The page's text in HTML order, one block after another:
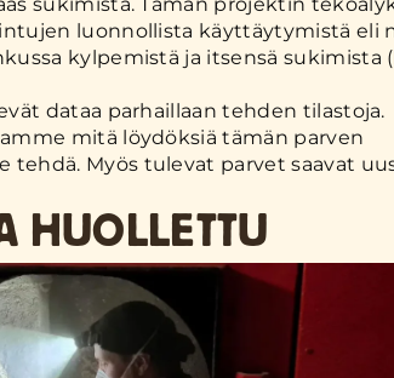
luonnollista käyttäytymistä eli
kylpemistä ja itsensä sukimista
dataa parhaillaan tehden tilastoja.
mitä löydöksiä tämän parven
tehdä. Myös tulevat parvet saavat
HUOLLETTU